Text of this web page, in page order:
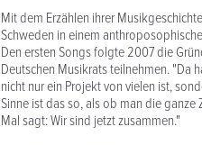
Mit dem Erzählen ihrer
Schweden in einem
Den ersten Songs folgte 2007 die
Deutschen Musikrats teilnehmen. "Da
nicht nur ein Projekt von vielen ist,
Sinne ist das so, als ob man die
Mal sagt: Wir sind jetzt zusammen."